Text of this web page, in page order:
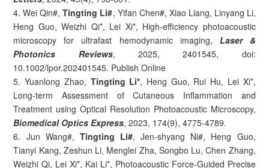
4. Wei Qin#,Tingting Li#, Yifan Chen#, Xiao Liang, Linyang Li,
Heng Guo, Weizhi Qi*, Lei Xi*, High-efficiency photoacoustic
microscopy for ultrafast hemodynamic imaging, Laser &
Photonics Reviews, 2025, 2401545, doi:
10.1002/lpor.202401545. Publish Online
5. Yuanlong Zhao, Tingting Li*, Heng Guo, Rui Hu, Lei Xi*,
Long-term Assessment of Cutaneous Inflammation and
Treatment using Optical Resolution Photoacoustic Microscopy,
Biomedical Optics Express, 2023, 174(9), 4775-4789.
6. Jun Wang#, Tingting Li#, Jen-shyang Ni#, Heng Guo,
Tianyi Kang, Zeshun Li, Menglei Zha, Songbo Lu, Chen Zhang,
Weizhi Qi, Lei Xi*, Kai Li*, Photoacoustic Force-Guided Precise